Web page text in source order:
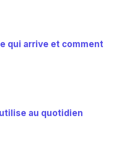
qui arrive et comment
au quotidien